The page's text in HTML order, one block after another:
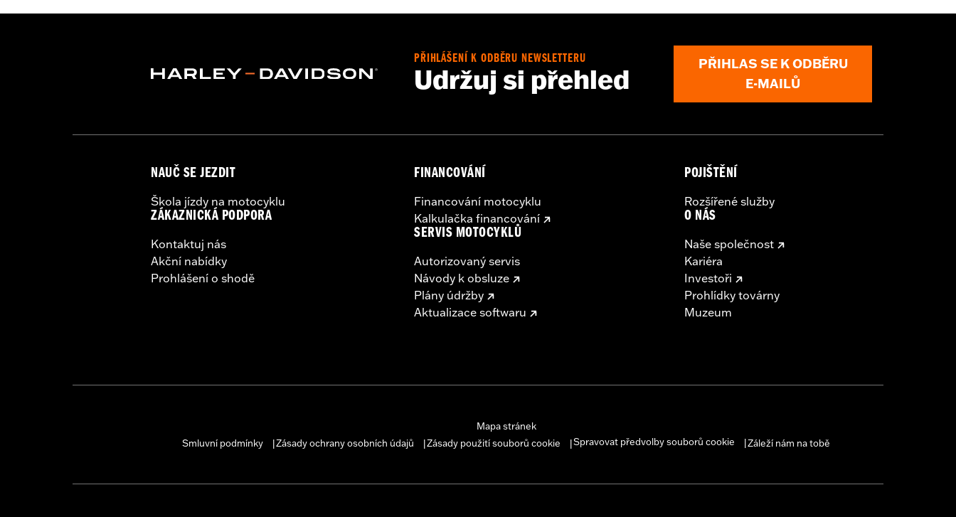
not fit with Custom Auxiliary Lighting Kit P/N 68000051.
In the Box:Windshield and brackets
Windshield Overall Height UOM:
WARRANTY:1 year limited warranty – Go to www.h-d.com/warrantyfor full details
PŘIHLÁŠENÍ K ODBĚRU NEWSLETTERU
Udržuj si přehled
PŘIHLAS SE K ODBĚRU
E-MAILŮ
NAUČ SE JEZDIT
Škola jízdy na motocyklu
ZÁKAZNICKÁ PODPORA
Kontaktuj nás
Akční nabídky
Prohlášení o shodě
FINANCOVÁNÍ
Financování motocyklu
Kalkulačka financování
SERVIS MOTOCYKLŮ
Autorizovaný servis
Návody k obsluze
Plány údržby
Aktualizace softwaru
POJIŠTĚNÍ
Rozšířené služby
O NÁS
Naše společnost
Kariéra
Investoři
Prohlídky továrny
Muzeum
Mapa stránek
Smluvní podmínky
Zásady ochrany osobních údajů Zásady použití souborů cookie Spravovat předvolby souborů cookie Záleží nám na tobě